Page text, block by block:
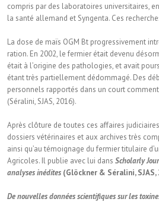
compris par des laboratoires universitaires,
la santé allemand et Syngenta. Ces
La dose de maïs OGM Bt progressivement
ration. En 2002, le fermier était devenu
était à l’origine des pathologies, et avait
étant très partiellement dédommagé. Des
personnels rapportés dans un court
(Séralini, SJAS, 2016).
Après clôture de toutes ces affaires
dossiers vétérinaires et aux archives très
ainsi qu’au témoignage du fermier titulaire
Agricoles. Il publie avec lui dans Scholarly
analyses inédites (Glöckner & Séralini, SJAS,
De nouvelles données scientifiques sur les